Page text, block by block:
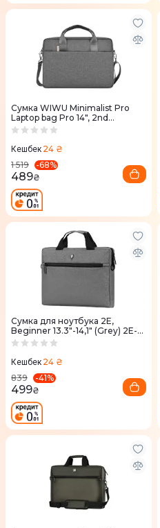
Сумка WIWU Minimalist Pro
Laptop bag Pro 14", 2nd
Generation (Grey)
Кешбек 24 ₴
1 519
-68%
489₴
Сумка для ноутбука 2E,
Beginner 13.3"-14,1" (Grey) 2E-
CBN313GY
Кешбек 24 ₴
839
-41%
499₴